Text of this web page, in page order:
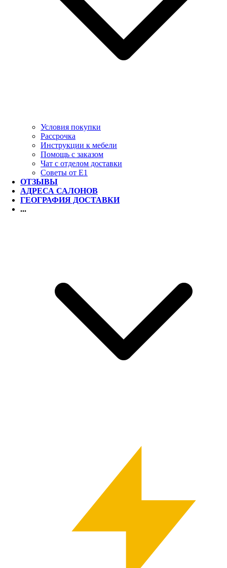
Условия покупки
Рассрочка
Инструкции к мебели
Помощь с заказом
Чат с отделом доставки
Советы от Е1
ОТЗЫВЫ
АДРЕСА САЛОНОВ
ГЕОГРАФИЯ ДОСТАВКИ
...